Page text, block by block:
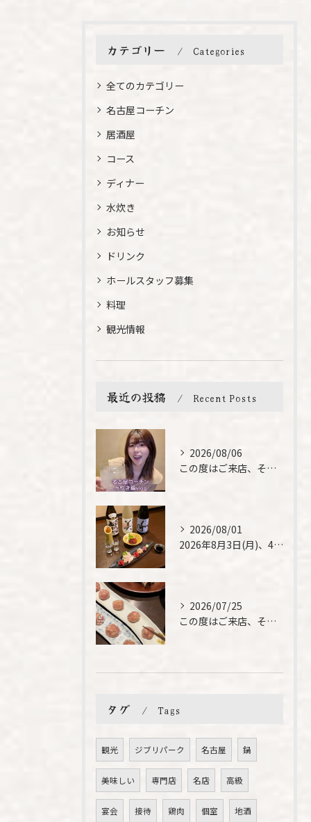
カテゴリー Categories
全てのカテゴリー
名古屋コーチン
居酒屋
コース
ディナー
水炊き
お知らせ
ドリンク
ホールスタッフ募集
料理
観光情報
最近の投稿 Recent Posts
2026/08/06
この度はご来店、そして素敵なご紹介誠にありがとうございます✨...
2026/08/01
2026年8月3日(月)、4日(火)は、臨時休業させて頂きま...
2026/07/25
この度はご来店、そして素敵なご紹介誠にありがとうございます✨...
タグ Tags
観光 ジブリパーク 名古屋 鍋
美味しい 専門店 名店 高級
宴会 接待 鶏肉 個室 地酒